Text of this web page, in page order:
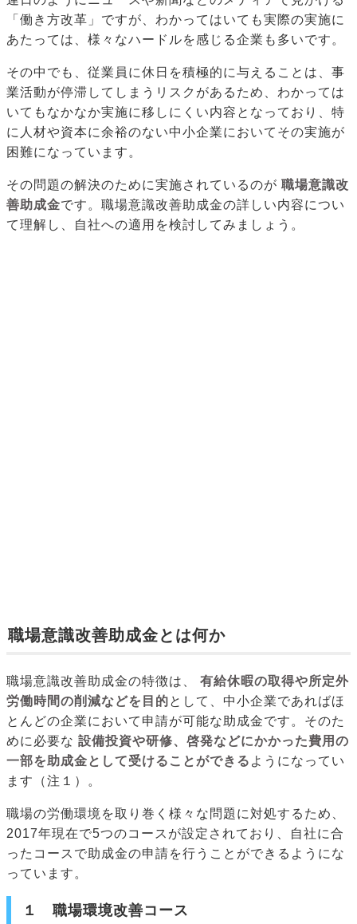
「働き方改革」ですが、わかってはいても実際の実施に
あたっては、様々なハードルを感じる企業も多いです。
その中でも、従業員に休日を積極的に与えることは、事
業活動が停滞してしまうリスクがあるため、わかっては
いてもなかなか実施に移しにくい内容となっており、特
に人材や資本に余裕のない中小企業においてその実施が
困難になっています。
その問題の解決のために実施されているのが 職場意識改
善助成金です。職場意識改善助成金の詳しい内容につい
て理解し、自社への適用を検討してみましょう。
職場意識改善助成金とは何か
職場意識改善助成金の特徴は、
有給休暇の取得や所定外
労働時間の削減などを目的として、中小企業であればほ
とんどの企業において申請が可能な助成金です。そのた
めに必要な 設備投資や研修、啓発などにかかった費用の
一部を助成金として受けることができる ようになってい
ます（注１）。
職場の労働環境を取り巻く様々な問題に対処するため、
2017年現在で5つのコースが設定されており、自社に合
ったコースで助成金の申請を行うことができるようにな
っています。
１ 職場環境改善コース